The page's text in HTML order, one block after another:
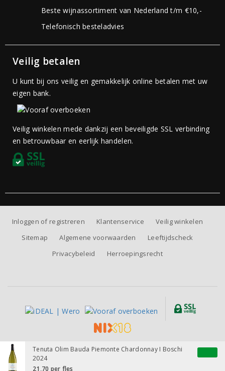
Tenuta Olim Bauda Piemonte Chardonnay I Boschi
2024
21,70 per fles
Beste wijnassortiment van Nederland t/m €10,-
Telefonisch besteladvies
Veilig betalen
U kunt bij ons veilig en gemakkelijk online betalen met uw
eigen bank.
Veilig winkelen mede dankzij een beveiligde SSL verbinding
en betrouwbaar en eerlijk handelen.
Inloggen of registreren Klantenservice
Veilig winkelen
Sitemap
Algemene voorwaarden
Leeftijdscheck
Privacybeleid
Herroepingsrecht
Alle prijzen zijn inclusief BTW, exclusief eventuele verzendkosten.